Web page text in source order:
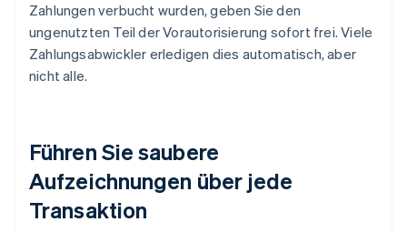
Zahlungen verbucht wurden, geben Sie den
ungenutzten Teil der Vorautorisierung sofort frei. Viele
Zahlungsabwickler erledigen dies automatisch, aber
nicht alle.
Führen Sie saubere
Aufzeichnungen über jede
Transaktion